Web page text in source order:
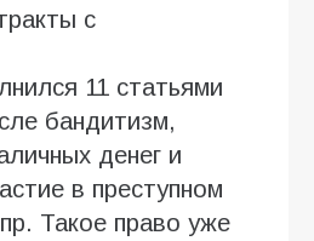
с
11 статьями
бандитизм,
денег и
в преступном
Такое право уже